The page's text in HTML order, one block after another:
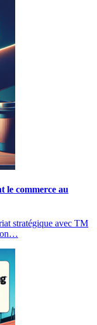
le commerce au
stratégique avec TM